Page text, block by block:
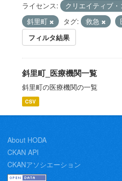
ライセンス: クリエイティブ
斜里町
タグ: 救急
フィルタ結果
斜里町_医療機関一覧
斜里町の医療機関の一覧
CSV
About HODA
CKAN API
CKANアソシエーション